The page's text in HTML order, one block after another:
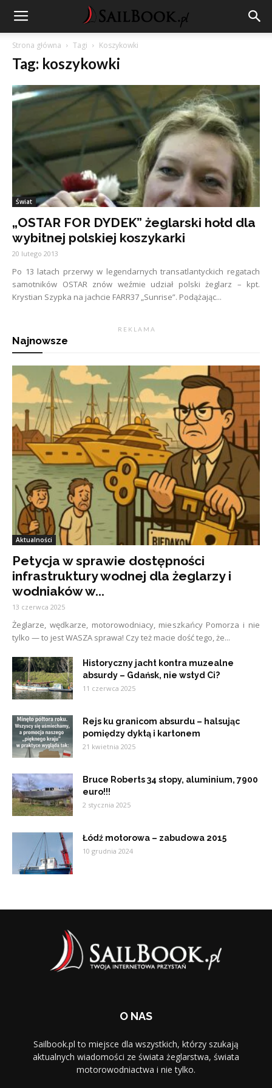
Strona główna Tagi Koszykowki
Tag: koszykowki
Świat
„OSTAR FOR DYDEK” żeglarski hołd dla
wybitnej polskiej koszykarki
20 lutego 2013
Po 13 latach przerwy w legendarnych transatlantyckich regatach
samotników OSTAR znów weźmie udział polski żeglarz – kpt.
Krystian Szypka na jachcie FARR37 „Sunrise”. Podążając...
R E K L A M A
Najnowsze
Aktualności
Petycja w sprawie dostępności
infrastruktury wodnej dla żeglarzy i
wodniaków w...
13 czerwca 2025
Żeglarze, wędkarze, motorowodniacy, mieszkańcy Pomorza i nie
tylko — to jest WASZA sprawa! Czy też macie dość tego, że...
Historyczny jacht kontra muzealne
absurdy – Gdańsk, nie wstyd Ci?
11 czerwca 2025
Rejs ku granicom absurdu – halsując
pomiędzy dyktą i kartonem
21 kwietnia 2025
Bruce Roberts 34 stopy, aluminium, 7900
euro!!!
2 stycznia 2025
Łódź motorowa – zabudowa 2015
10 grudnia 2024
O NAS
Sailbook.pl to miejsce dla wszystkich, którzy szukają
aktualnych wiadomości ze świata żeglarstwa, świata
motorowodniactwa i nie tylko.